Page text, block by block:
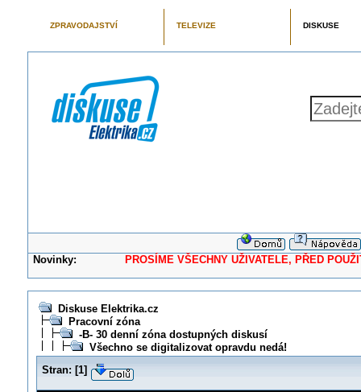
ZPRAVODAJSTVÍ TELEVIZE DISKUSE
Novinky: PROSÍME VŠECHNY UŽIVATELE, PŘED
Diskuse Elektrika.cz
Pracovní zóna
-B- 30 denní zóna dostupných diskusí
Všechno se digitalizovat opravdu nedá!
Stran: [1]